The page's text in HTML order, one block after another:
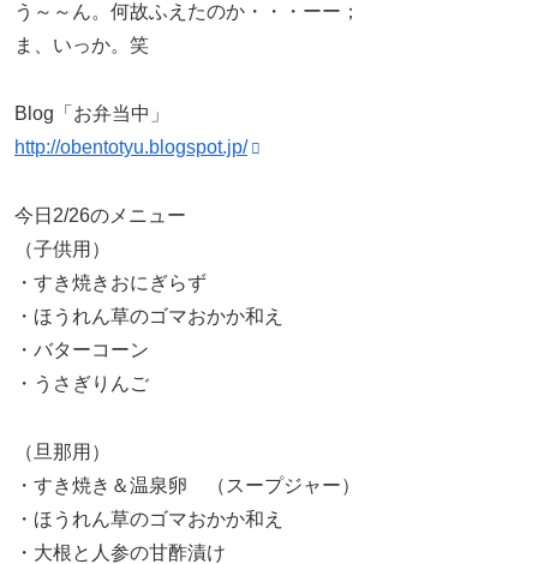
う～～ん。何故ふえたのか・・・ーー；
ま、いっか。笑
Blog「お弁当中」
http://obentotyu.blogspot.jp/
今日2/26のメニュー
（子供用）
・すき焼きおにぎらず
・ほうれん草のゴマおかか和え
・バターコーン
・うさぎりんご
（旦那用）
・すき焼き＆温泉卵 （スープジャー）
・ほうれん草のゴマおかか和え
・大根と人参の甘酢漬け